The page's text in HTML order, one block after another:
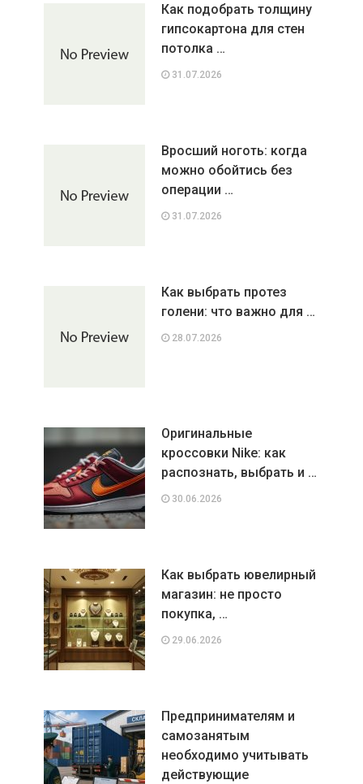
Как подобрать толщину
гипсокартона для стен
потолка …
31.07.2026
Вросший ноготь: когда
можно обойтись без
операции …
31.07.2026
Как выбрать протез
голени: что важно для …
28.07.2026
Оригинальные
кроссовки Nike: как
распознать, выбрать и …
30.06.2026
Как выбрать ювелирный
магазин: не просто
покупка, …
29.06.2026
Предпринимателям и
самозанятым
необходимо учитывать
действующие